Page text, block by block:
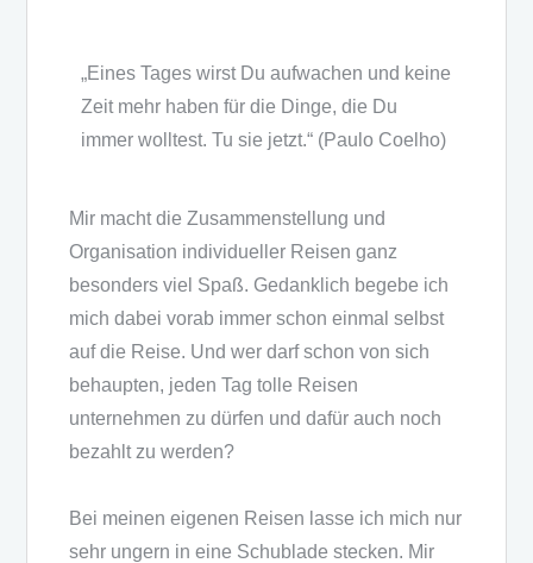
„Eines Tages wirst Du aufwachen und keine
Zeit mehr haben für die Dinge, die Du
immer wolltest. Tu sie jetzt.“ (Paulo Coelho)
Mir macht die Zusammenstellung und
Organisation individueller Reisen ganz
besonders viel Spaß. Gedanklich begebe ich
mich dabei vorab immer schon einmal selbst
auf die Reise. Und wer darf schon von sich
behaupten, jeden Tag tolle Reisen
unternehmen zu dürfen und dafür auch noch
bezahlt zu werden?
Bei meinen eigenen Reisen lasse ich mich nur
sehr ungern in eine Schublade stecken. Mir